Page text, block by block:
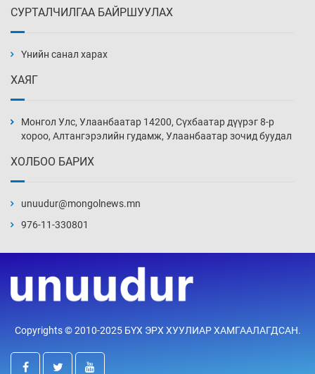
8 цаг 53 мин
9 цаг 23 мин
хэмжээг шинэчлэн тогтоох нь
10 цаг 23 мин
мөнгө, хүрэл медаль хүртэв
10 цаг 50 мин
СУРТАЛЧИЛГАА БАЙРШУУЛАХ
Үнийн санал харах
ХАЯГ
Монгол Улс, Улаанбаатар 14200, Сүхбаатар дүүрэг 8-р
хороо, Алтангэрэлийн гудамж, Улаанбаатар зочид буудал
ХОЛБОО БАРИХ
unuudur@mongolnews.mn
976-11-330801
Copyrights © 2010-2025 БҮХ ЭРХ ХУУЛИАР ХАМГААЛАГДСАН.